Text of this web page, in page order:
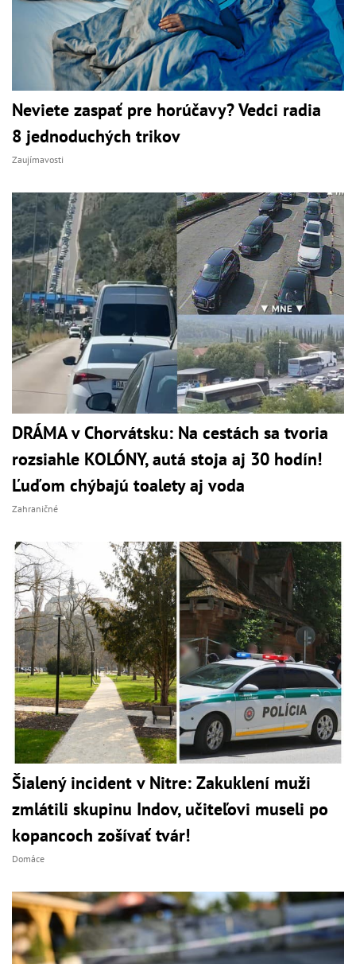
Neviete zaspať pre horúčavy? Vedci radia
8 jednoduchých trikov
Zaujímavosti
DRÁMA v Chorvátsku: Na cestách sa tvoria
rozsiahle KOLÓNY, autá stoja aj 30 hodín!
Ľuďom chýbajú toalety aj voda
Zahraničné
Šialený incident v Nitre: Zakuklení muži
zmlátili skupinu Indov, učiteľovi museli po
kopancoch zošívať tvár!
Domáce